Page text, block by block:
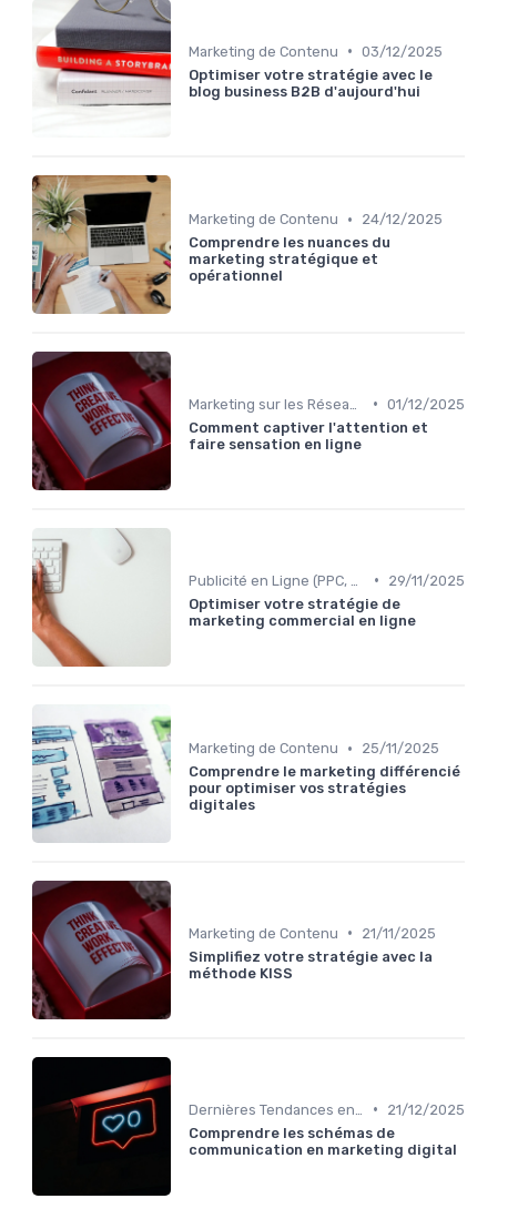
Marketing de Contenu • 03/12/2025
Optimiser votre stratégie avec le
blog business B2B d'aujourd'hui
Marketing de Contenu •
24/12/2025
Comprendre les nuances du
marketing stratégique et
opérationnel
• 01/12/2025
Comment captiver l'attention et
faire sensation en ligne
•
29/11/2025
Optimiser votre stratégie de
marketing commercial en ligne
Marketing de Contenu •
25/11/2025
Comprendre le marketing différencié
pour optimiser vos stratégies
digitales
Marketing de Contenu •
21/11/2025
Simplifiez votre stratégie avec la
méthode KISS
•
21/12/2025
Comprendre les schémas de
communication en marketing digital